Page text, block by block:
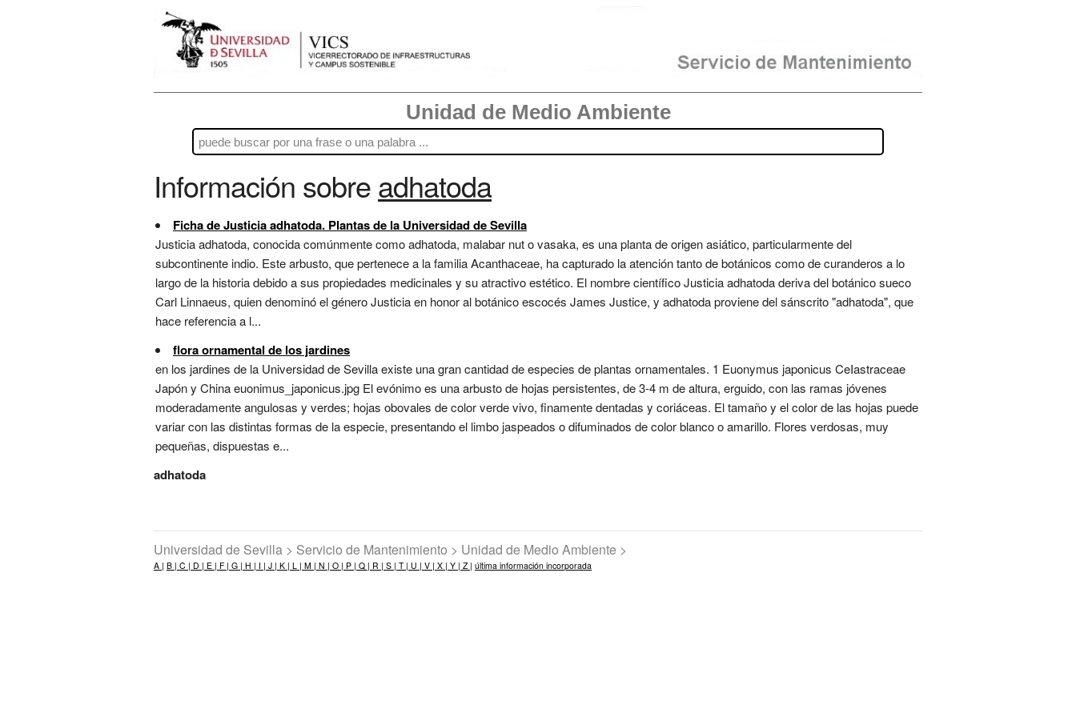
Unidad de Medio Ambiente
Información sobreadhatoda
Ficha de Justicia adhatoda. Plantas de la Universidad de Sevilla
Justicia adhatoda, conocida comúnmente como adhatoda, malabar nut o vasaka, es una planta de origen asiático, particularmente del
subcontinente indio. Este arbusto, que pertenece a la familia Acanthaceae, ha capturado la atención tanto de botánicos como de curanderos a lo
largo de la historia debido a sus propiedades medicinales y su atractivo estético. El nombre científico Justicia adhatoda deriva del botánico sueco
Carl Linnaeus, quien denominó el género Justicia en honor al botánico escocés James Justice, y adhatoda proviene del sánscrito "adhatoda", que
hace referencia a l...
flora ornamental de los jardines
en los jardines de la Universidad de Sevilla existe una gran cantidad de especies de plantas ornamentales. 1 Euonymus japonicus CeIastraceae
Japón y China euonimus_japonicus.jpg El evónimo es una arbusto de hojas persistentes, de 3-4 m de altura, erguido, con las ramas jóvenes
moderadamente angulosas y verdes; hojas obovales de color verde vivo, finamente dentadas y coriáceas. El tamaño y el color de las hojas puede
variar con las distintas formas de la especie, presentando el limbo jaspeados o difuminados de color blanco o amarillo. Flores verdosas, muy
pequeñas, dispuestas e...
adhatoda
Universidad de Sevilla > Servicio de Mantenimiento > Unidad de Medio Ambiente >
A | B | C | D | E | F | G | H | I | J | K | L | M | N | O | P | Q | R | S | T | U | V | X | Y | Z | última información incorporada